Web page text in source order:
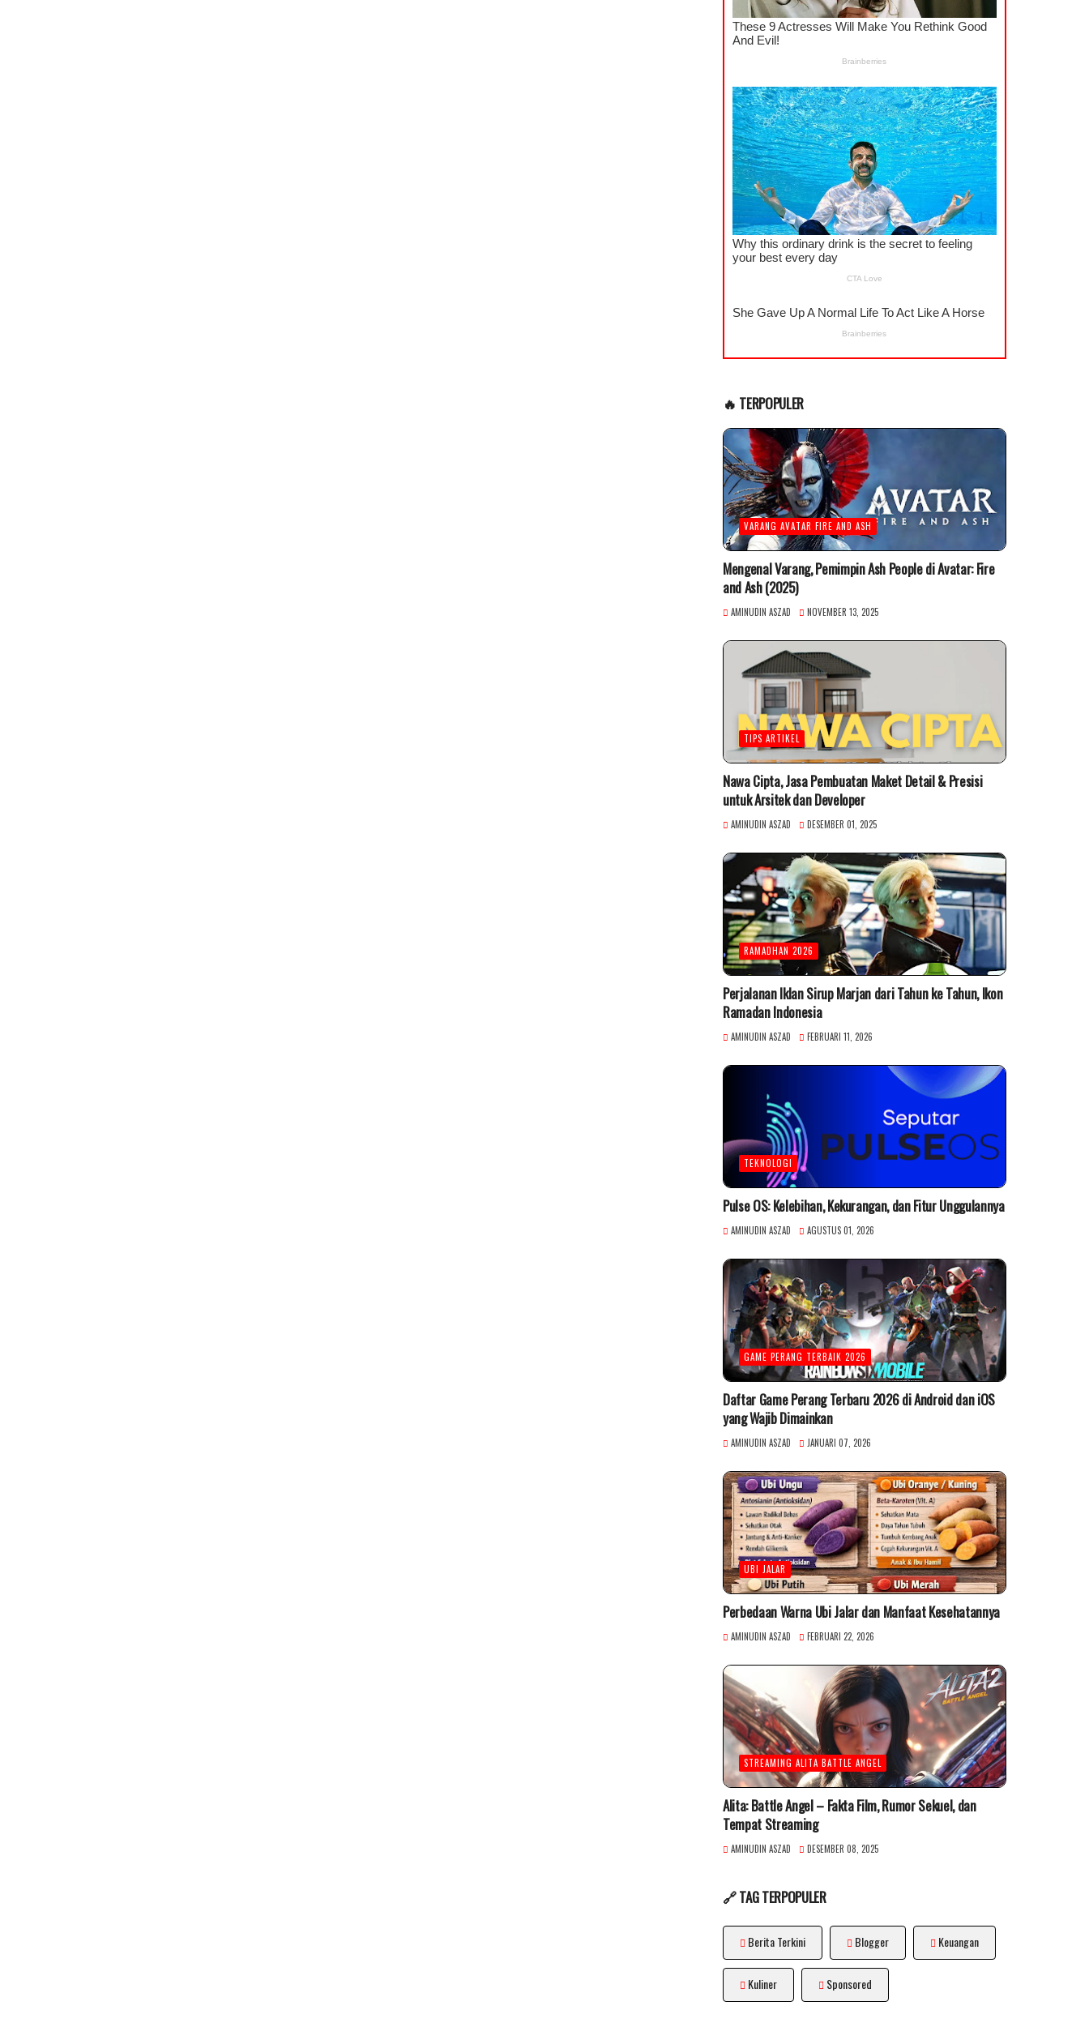
🔥 TERPOPULER
VARANG AVATAR FIRE AND ASH
Mengenal Varang, Pemimpin Ash People di Avatar: Fire
and Ash (2025)
AMINUDIN ASZAD NOVEMBER 13, 2025
TIPS ARTIKEL
Nawa Cipta, Jasa Pembuatan Maket Detail & Presisi
untuk Arsitek dan Developer
AMINUDIN ASZAD DESEMBER 01, 2025
RAMADHAN 2026
Perjalanan Iklan Sirup Marjan dari Tahun ke Tahun, Ikon
Ramadan Indonesia
AMINUDIN ASZAD FEBRUARI 11, 2026
TEKNOLOGI
Pulse OS: Kelebihan, Kekurangan, dan Fitur Unggulannya
AMINUDIN ASZAD AGUSTUS 01, 2026
GAME PERANG TERBAIK 2026
Daftar Game Perang Terbaru 2026 di Android dan iOS
yang Wajib Dimainkan
AMINUDIN ASZAD JANUARI 07, 2026
UBI JALAR
Perbedaan Warna Ubi Jalar dan Manfaat Kesehatannya
AMINUDIN ASZAD FEBRUARI 22, 2026
STREAMING ALITA BATTLE ANGEL
Alita: Battle Angel – Fakta Film, Rumor Sekuel, dan
Tempat Streaming
AMINUDIN ASZAD DESEMBER 08, 2025
🔗 TAG TERPOPULER
Berita Terkini Blogger Keuangan
Kuliner Sponsored